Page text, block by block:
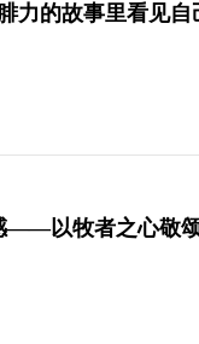
的故事里看见自
——以牧者之心敬